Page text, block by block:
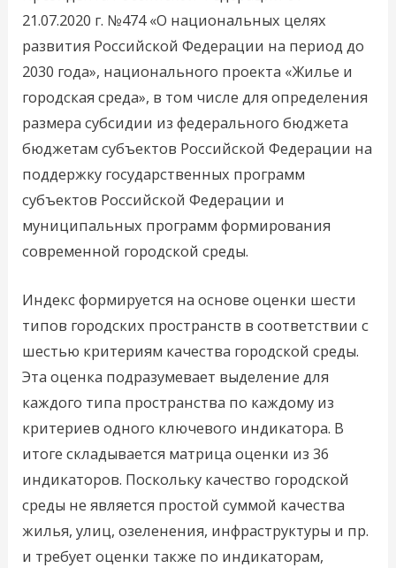
21.07.2020 г. №474 «О национальных целях
развития Российской Федерации на период до
2030 года», национального проекта «Жилье и
городская среда», в том числе для определения
размера субсидии из федерального бюджета
бюджетам субъектов Российской Федерации на
поддержку государственных программ
субъектов Российской Федерации и
муниципальных программ формирования
современной городской среды.
Индекс формируется на основе оценки шести
типов городских пространств в соответствии с
шестью критериям качества городской среды.
Эта оценка подразумевает выделение для
каждого типа пространства по каждому из
критериев одного ключевого индикатора. В
итоге складывается матрица оценки из 36
индикаторов. Поскольку качество городской
среды не является простой суммой качества
жилья, улиц, озеленения, инфраструктуры и пр.
и требует оценки также по индикаторам,